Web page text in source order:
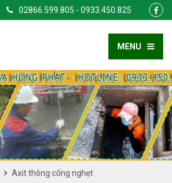
02866.599.805 - 0933.450.825
MENU
Axit thông cống nghẹt